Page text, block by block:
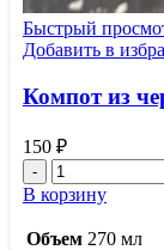
Быстрый
Добавить в
Компот из
150 ₽
Количество
товара
Компот
из
В корзину
Объем 270 мл